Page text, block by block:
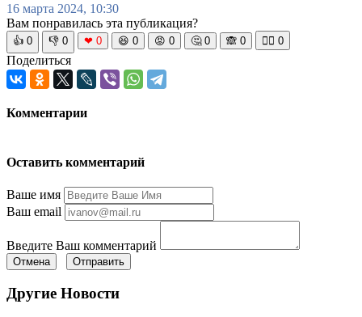
16 марта 2024, 10:30
Вам понравилась эта публикация?
👍 0 👎 0 ❤ 0 😆 0 😡 0 🤔 0 🙈 0 🧘‍♀️ 0
Поделиться
Комментарии
Оставить комментарий
Ваше имя
Ваш email
Введите Ваш комментарий
Отмена Отправить
Другие Новости